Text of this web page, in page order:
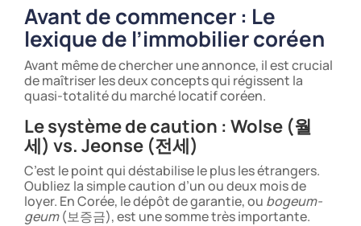
Avant de commencer : Le
lexique de l’immobilier coréen
Avant même de chercher une annonce, il est crucial
de maîtriser les deux concepts qui régissent la
quasi-totalité du marché locatif coréen.
Le système de caution : Wolse (월
세) vs. Jeonse (전세)
C’est le point qui déstabilise le plus les étrangers.
Oubliez la simple caution d’un ou deux mois de
loyer. En Corée, le dépôt de garantie, ou bogeum-
geum(보증금), est une somme très importante.